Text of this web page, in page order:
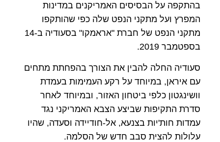
בהתקפה על הבסיסים האמריקנים במדינות
המפרץ ועל מתקני הנפט שלה כפי שהותקפו
מתקני הנפט של חברת "אראמקו" בסעודיה ב-14
בספטמבר 2019.
סעודיה החלה להבין את הצורך בהפחתת מתחים
עם איראן, במיוחד על רקע העמימות בעמדת
וושינגטון כלפי ביטחון האזור, ובמיוחד לאחר
סדרת התקיפות שביצע הצבא האמריקני נגד
עמדות חות'יות בצנעא, אל-חודיידה וסעדה, שהיו
עלולות להצית סבב חדש של הסלמה.